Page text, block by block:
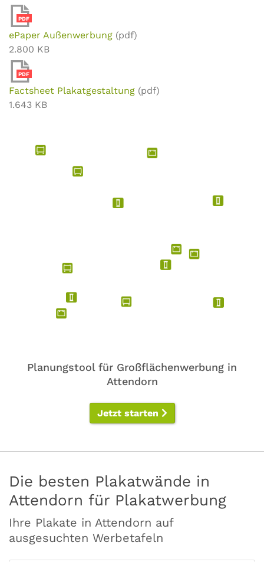
PDF
ePaper Außenwerbung (pdf)
2.800 KB
PDF
Factsheet Plakatgestaltung (pdf)
1.643 KB
Planungstool für Großflächenwerbung in
Attendorn
Jetzt starten
Die besten Plakatwände in
Attendorn für Plakatwerbung
Ihre Plakate in Attendorn auf
ausgesuchten Werbetafeln